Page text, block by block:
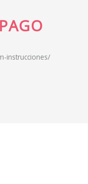
instrucciones/